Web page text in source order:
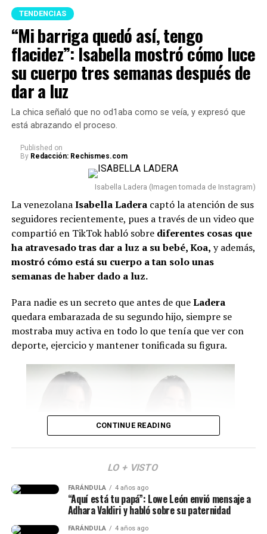
lo más despejado posible para favorecer el descanso y
permitir que la energía circule libremente.
5 Para finalizar,se recomienda no tener en la entrada
principal de la casa nada que obstaculice el camino.
Cualquier elemento allí puede generar una sensación de
desorden y dificultar el ingreso de nuevas
oportunidades, según esta práctica.
destacan las de
Secretaría General Iberoamericana, Marruecos,
Guatemala, México, Alemania, Curazao, Perú, Suecia
y Uruguay.
Además, ya se confirmó la asistencia de 14 jefes de
Estado a la ceremonia. Ellos son: J
Kast, de Chile; Santiago Peña, de Paraguay; José
Raúl Mulino, de Panamá; Luis Abinader, de
República Dominicana; Nasry Asfura, de Honduras;
y Gilmar Pisas, de Curazao, en representación del
Reino de los Países Bajos.
vicepresidentes de Perú y Guatemala.
Lee también: “No compaginamos”: Juanda Caribe
habló de Sheila Gandara y reveló cómo está su
relación actualmente
Con respecto a los expresidentes del país, asistirán
Duque, César Gaviria y Andrés Pastrana.
embargo, aún hay incertidumbre sobre si Álvaro Uribe
hará acto de presencia.
Por último, se conoció que durante esta jornada se
firmarán nuevosdecretos relacionados con temas de
salud, seguridad y reducción de costos en contratos
públicos. Además, se posesionarán los ministros y se
Cabe señalar que Abelardo ya envió un mensaje sobre lo
que será este día.
“Mi posesión será mucho
más que una ceremonia.
Será la primera
TENDENCIAS
“Mi barriga quedó así, tengo
flacidez”: Isabella mostró cómo luce
su cuerpo tres semanas después de
dar a luz
La chica señaló que no od1aba como se veía, y expresó que
está abrazando el proceso.
Published on
By Redacción: Rechismes.com
Isabella Ladera (Imagen tomada de Instagram)
La venezolanaIsabella Laderacaptó la atención de sus
seguidores recientemente, pues a través de un video que
compartió en TikTok habló sobrediferentes cosas que
ha atravesado tras dar a luz a su bebé, Koa, y además,
mostró cómo está su cuerpo a tan solo unas
semanas de haber dado a luz.
Para nadie es un secreto que antes de queLadera
quedara embarazada de su segundo hijo, siempre se
mostraba muy activa en todo lo que tenía que ver con
deporte, ejercicio y mantener tonificada su figura.
Isabella Ladera (Imagen tomada de IG)
Y en esta oportunidad, Isabella habló de los c
CONTINUE READING
LO + VISTO
FARÁNDULA 4 años ago
“Aquí está tu papá”: Lowe León envió mensaje a
Adhara Valdiri y habló sobre su paternidad
FARÁNDULA 4 años ago